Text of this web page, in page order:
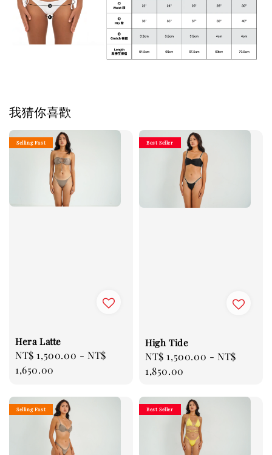
我猜你喜歡
Selling Fast
Hera Latte
Regular
price
NT$ 1,500.00 -NT$
1,650.00
Best Seller
High Tide
Regular
price
NT$ 1,500.00 -NT$
1,850.00
Selling Fast Best Seller